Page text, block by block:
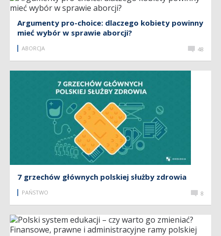
Argumenty pro-choice: dlaczego kobiety powinny
mieć wybór w sprawie aborcji?
ABORCJA 48
7 grzechów głównych polskiej służby zdrowia
PAŃSTWO 8